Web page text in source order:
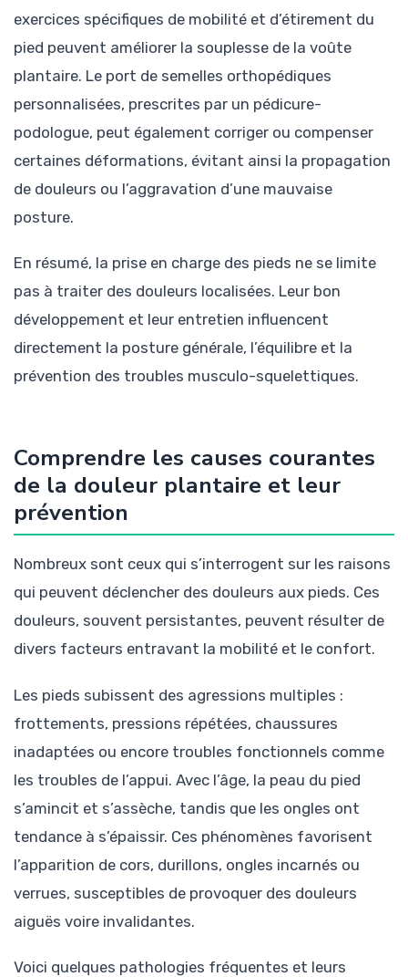
exercices spécifiques de mobilité et d’étirement du
pied peuvent améliorer la souplesse de la voûte
plantaire. Le port de semelles orthopédiques
personnalisées, prescrites par un pédicure-
podologue, peut également corriger ou compenser
certaines déformations, évitant ainsi la propagation
de douleurs ou l’aggravation d’une mauvaise
posture.
En résumé, la prise en charge des pieds ne se limite
pas à traiter des douleurs localisées. Leur bon
développement et leur entretien influencent
directement la posture générale, l’équilibre et la
prévention des troubles musculo-squelettiques.
Comprendre les causes courantes
de la douleur plantaire et leur
prévention
Nombreux sont ceux qui s’interrogent sur les raisons
qui peuvent déclencher des douleurs aux pieds. Ces
douleurs, souvent persistantes, peuvent résulter de
divers facteurs entravant la mobilité et le confort.
Les pieds subissent des agressions multiples :
frottements, pressions répétées, chaussures
inadaptées ou encore troubles fonctionnels comme
les troubles de l’appui. Avec l’âge, la peau du pied
s’amincit et s’assèche, tandis que les ongles ont
tendance à s’épaissir. Ces phénomènes favorisent
l’apparition de cors, durillons, ongles incarnés ou
verrues, susceptibles de provoquer des douleurs
aiguës voire invalidantes.
Voici quelques pathologies fréquentes et leurs